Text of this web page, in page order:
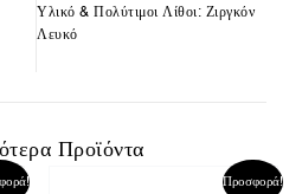
Υλικό & Πολύτιμοι Λίθοι: Ζιργκόν
Λευκό
Προϊόντα
Προσφορά!
OriginalΗ